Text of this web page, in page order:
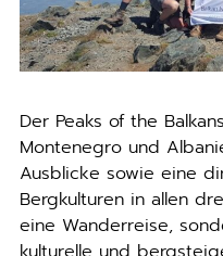
Der Peaks of the
Montenegro und
Ausblicke sowie eine
Bergkulturen in allen
eine Wanderreise,